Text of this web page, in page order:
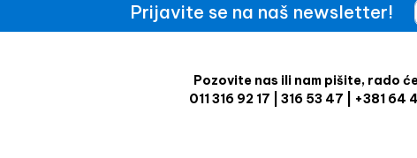
Prijavite se na naš newsletter!
Pozovite nas ili nam pišite, rado
011 316 92 17 | 316 53 47 | +381